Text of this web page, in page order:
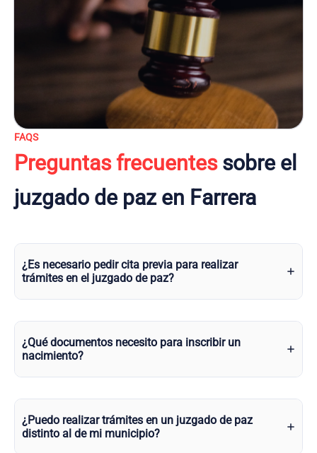
FAQS
Preguntas frecuentessobre el
juzgado de paz en Farrera
¿Es necesario pedir cita previa para realizar
trámites en el juzgado de paz?
¿Qué documentos necesito para inscribir un
nacimiento?
¿Puedo realizar trámites en un juzgado de paz
distinto al de mi municipio?